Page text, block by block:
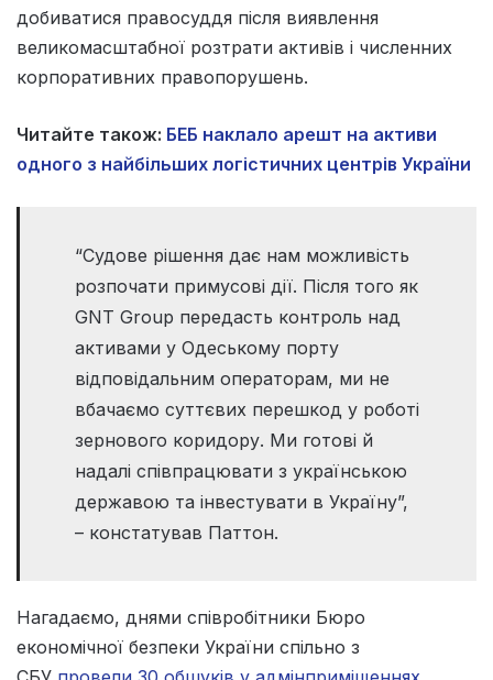
добиватися правосуддя після виявлення
великомасштабної розтрати активів і численних
корпоративних правопорушень.
Читайте також: БЕБ наклало арешт на активи
одного з найбільших логістичних центрів України
“Судове рішення дає нам можливість
розпочати примусові дії. Після того як
GNT Group передасть контроль над
активами у Одеському порту
відповідальним операторам, ми не
вбачаємо суттєвих перешкод у роботі
зернового коридору. Ми готові й
надалі співпрацювати з українською
державою та інвестувати в Україну”,
– констатував Паттон.
Нагадаємо, днями співробітники Бюро
економічної безпеки України спільно з